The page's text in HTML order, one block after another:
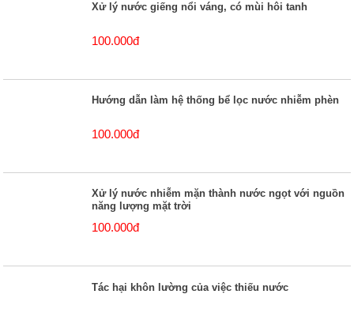
Xử lý nước giếng nổi váng, có mùi hôi tanh
100.000đ
Hướng dẫn làm hệ thống bể lọc nước nhiễm phèn
100.000đ
Xử lý nước nhiễm mặn thành nước ngọt với nguồn
năng lượng mặt trời
100.000đ
Tác hại khôn lường của việc thiếu nước